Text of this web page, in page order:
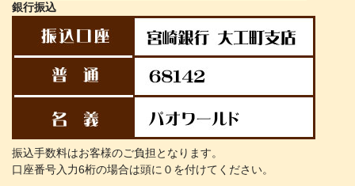
銀行振込
振込手数料はお客様のご負担となります。
口座番号入力6桁の場合は頭に０を付けてください。